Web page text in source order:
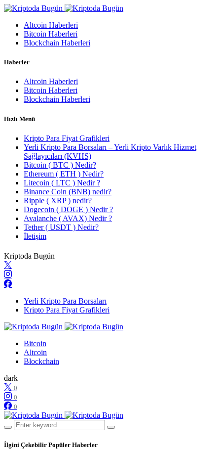
Altcoin Haberleri
Bitcoin Haberleri
Blockchain Haberleri
Haberler
Altcoin Haberleri
Bitcoin Haberleri
Blockchain Haberleri
Hızlı Menü
Kripto Para Fiyat Grafikleri
Yerli Kripto Para Borsaları – Yerli Kripto Varlık Hizmet
Sağlayıcıları (KVHS)
Bitcoin ( BTC ) Nedir?
Ethereum ( ETH ) Nedir?
Litecoin ( LTC ) Nedir ?
Binance Coin (BNB) nedir?
Ripple ( XRP ) nedir?
Dogecoin ( DOGE ) Nedir ?
Avalanche ( AVAX) Nedir ?
Tether ( USDT ) Nedir?
İletişim
Kriptoda Bugün
Yerli Kripto Para Borsaları
Kripto Para Fiyat Grafikleri
Bitcoin
Altcoin
Blockchain
dark
0
0
0
İlgini Çekebilir Popüler Haberler